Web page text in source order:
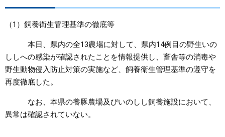
（1）飼養衛生管理基準の徹底等
本日、県内の全13農場に対して、県内14例目の野生いの
ししへの感染が確認されたことを情報提供し、畜舎等の消毒や
野生動物侵入防止対策の実施など、飼養衛生管理基準の遵守を
再度徹底した。
なお、本県の養豚農場及びいのしし飼養施設において、
異常は確認されていない。